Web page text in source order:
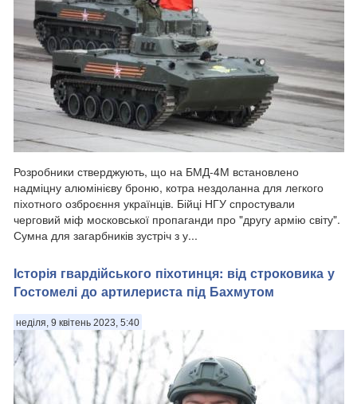
Розробники стверджують, що на БМД-4М встановлено
надміцну алюмінієву броню, котра нездоланна для легкого
піхотного озброєння українців. Бійці НГУ спростували
черговий міф московської пропаганди про "другу армію світу".
Сумна для загарбників зустріч з у...
Історія гвардійського піхотинця: від строковика у
Гостомелі до артилериста під Бахмутом
неділя, 9 квітень 2023, 5:40